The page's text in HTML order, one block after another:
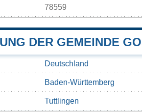
78559
DER GEMEINDE
Deutschland
Baden-Württemberg
Tuttlingen